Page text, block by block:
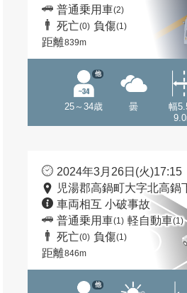
普通乗用車(2)
死亡(0) 負傷(1)
距離839m
25～34歳
他
曇
幅
2024年3月26日(火)17:15
児湯郡高鍋町大字北高鍋
車両相互 小破事故
普通乗用車(1) 軽自動車(1)
死亡(0) 負傷(1)
距離846m
他